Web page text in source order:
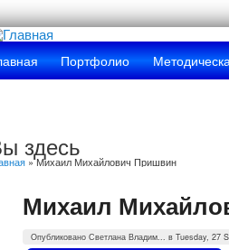
Портфолио
здесь
» Михаил Михайлович Пришвин
Михаил
ОпубликованоСветлана Владим... в Tuesday, 27